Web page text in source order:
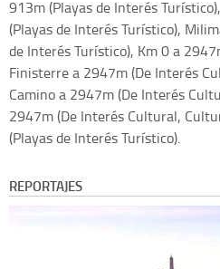
913m (Playas de Interés
(Playas de Interés Turístico),
de Interés Turístico), Km 0 a
Finisterre a 2947m (De Interés
Camino a 2947m (De Interés
2947m (De Interés Cultural,
(Playas de Interés Turístico).
REPORTAJES